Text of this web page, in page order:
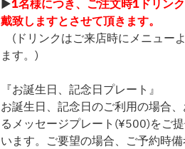
▶1名様につき、ご注文時1ドリン
戴致しますとさせて頂きます。
(ドリンクはご来店時にメニュー
ます。)
『お誕生日、記念日プレート』
お誕生日、記念日のご利用の場合
るメッセージプレート(¥500)をご
います。ご要望の場合、ご予約時